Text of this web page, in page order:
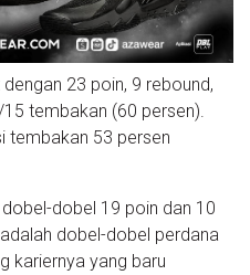
23 poin, 9 rebound,
tembakan (60 persen).
tembakan 53 persen
dobel 19 poin dan 10
dobel-dobel perdana
kariernya yang baru